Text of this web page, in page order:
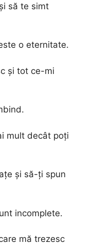
să te simt
o eternitate.
și tot ce-mi
mult decât poți
și să-ți spun
incomplete.
mă trezesc